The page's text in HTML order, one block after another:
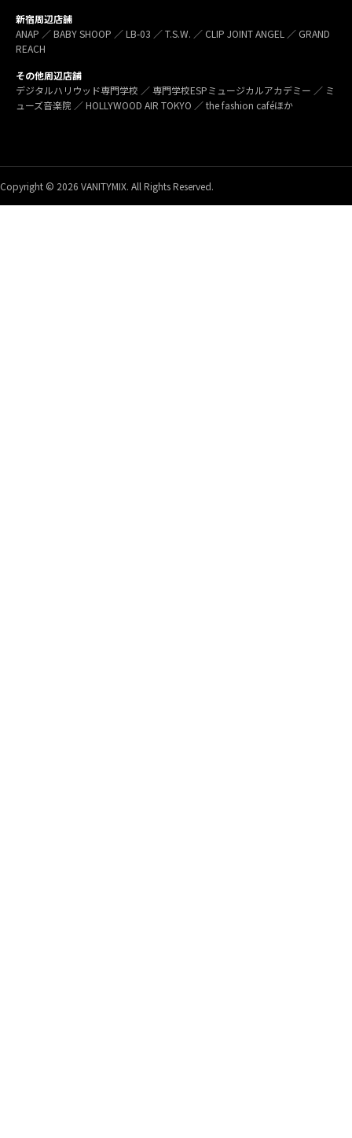
新宿周辺店舗
ANAP ／ BABY SHOOP ／ LB-03 ／ T.S.W. ／ CLIP JOINT ANGEL ／ GRAND
REACH
その他周辺店舗
デジタルハリウッド専門学校 ／ 専門学校ESPミュージカルアカデミー ／ ミ
ューズ音楽院 ／ HOLLYWOOD AIR TOKYO ／ the fashion caféほか
Copyright © 2026 VANITYMIX. All Rights Reserved.